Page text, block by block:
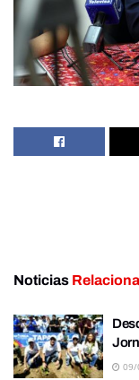
Noticias
09/